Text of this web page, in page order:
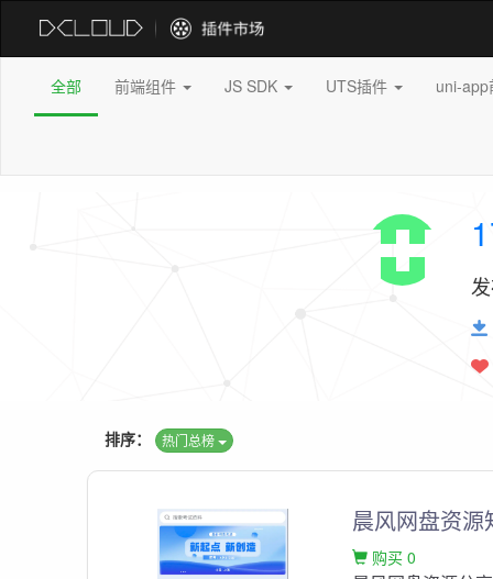
全部 前端组件 JS SDK UTS插件 uni-
排序： 热门总榜
晨风网盘资
购买 0